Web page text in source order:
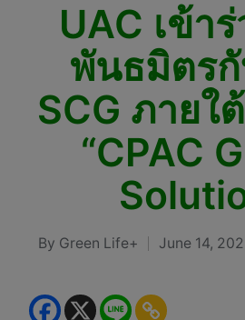
UAC เข้า
พันธมิตร
SCG ภายใ
“CPAC
Posted
By Green Life+ June 14,